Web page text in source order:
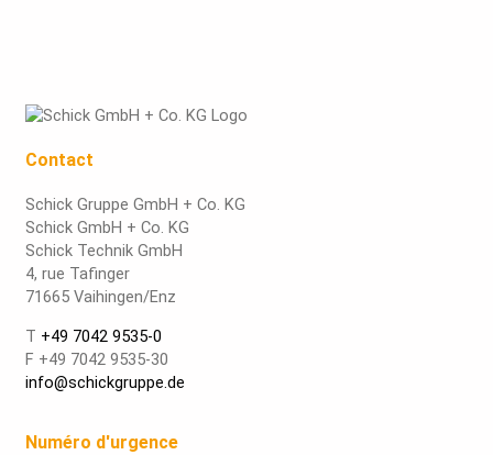
Contact
Schick Gruppe GmbH + Co. KG
Schick GmbH + Co. KG
Schick Technik GmbH
4, rue Tafinger
71665 Vaihingen/Enz
T +49 7042 9535-0
F +49 7042 9535-30
info@schickgruppe.de
Numéro d'urgence